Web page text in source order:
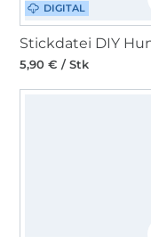
DIGITAL
5,90 € / Stk